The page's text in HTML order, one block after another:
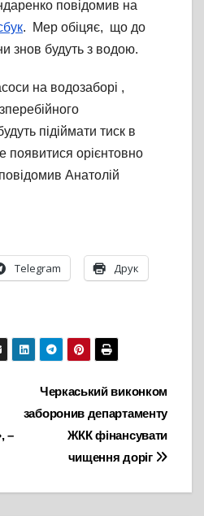
повідомив на
. Мер обіцяє, що до
знов будуть з водою.
на водозаборі ,
підіймати тиск в
орієнтовно
Анатолій
Telegram Друк
Черкаський виконком
заборонив департаменту
ЖКК фінансувати
чищення доріг
–